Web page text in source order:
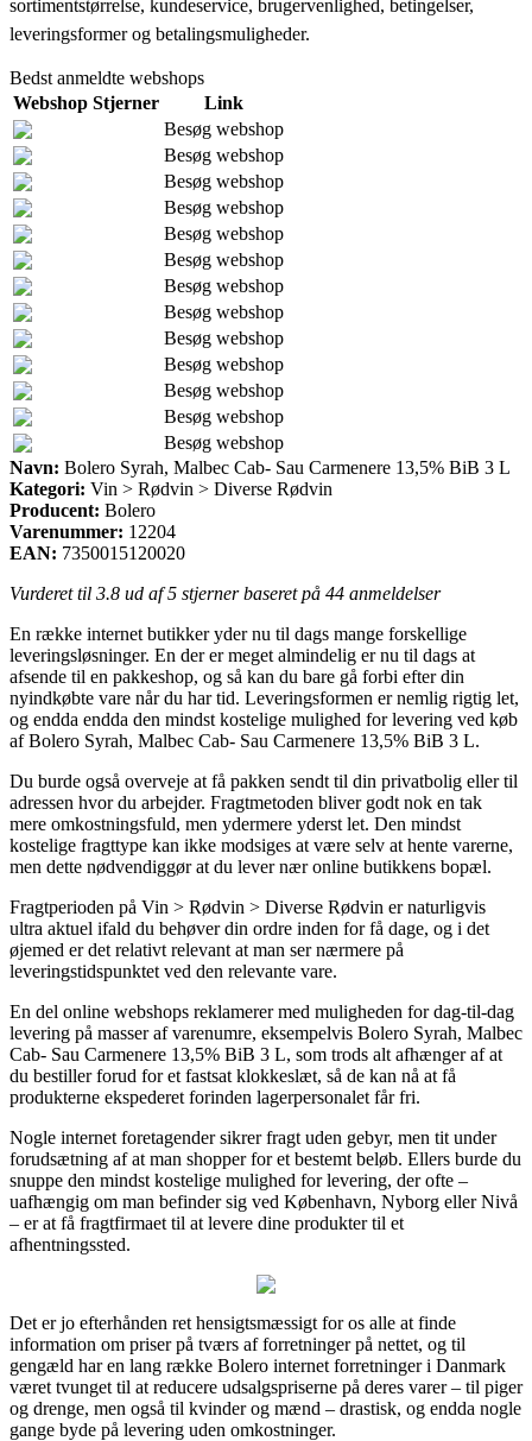
sortimentstørrelse, kundeservice, brugervenlighed, betingelser,
leveringsformer og betalingsmuligheder.
Bedst anmeldte webshops
Webshop Stjerner
Link
Besøg webshop
Besøg webshop
Besøg webshop
Besøg webshop
Besøg webshop
Besøg webshop
Besøg webshop
Besøg webshop
Besøg webshop
Besøg webshop
Besøg webshop
Besøg webshop
Besøg webshop
Navn: Bolero Syrah, Malbec Cab- Sau Carmenere 13,5% BiB 3 L
Kategori: Vin > Rødvin > Diverse Rødvin
Producent: Bolero
Varenummer: 12204
EAN: 7350015120020
Vurderet til 3.8 ud af 5 stjerner baseret på 44 anmeldelser
En række internet butikker yder nu til dags mange forskellige
leveringsløsninger. En der er meget almindelig er nu til dags at
afsende til en pakkeshop, og så kan du bare gå forbi efter din
nyindkøbte vare når du har tid. Leveringsformen er nemlig rigtig let,
og endda endda den mindst kostelige mulighed for levering ved køb
af Bolero Syrah, Malbec Cab- Sau Carmenere 13,5% BiB 3 L.
Du burde også overveje at få pakken sendt til din privatbolig eller til
adressen hvor du arbejder. Fragtmetoden bliver godt nok en tak
mere omkostningsfuld, men ydermere yderst let. Den mindst
kostelige fragttype kan ikke modsiges at være selv at hente varerne,
men dette nødvendiggør at du lever nær online butikkens bopæl.
Fragtperioden på Vin > Rødvin > Diverse Rødvin er naturligvis
ultra aktuel ifald du behøver din ordre inden for få dage, og i det
øjemed er det relativt relevant at man ser nærmere på
leveringstidspunktet ved den relevante vare.
En del online webshops reklamerer med muligheden for dag-til-dag
levering på masser af varenumre, eksempelvis Bolero Syrah, Malbec
Cab- Sau Carmenere 13,5% BiB 3 L, som trods alt afhænger af at
du bestiller forud for et fastsat klokkeslæt, så de kan nå at få
produkterne ekspederet forinden lagerpersonalet får fri.
Nogle internet foretagender sikrer fragt uden gebyr, men tit under
forudsætning af at man shopper for et bestemt beløb. Ellers burde du
snuppe den mindst kostelige mulighed for levering, der ofte –
uafhængig om man befinder sig ved København, Nyborg eller Nivå
– er at få fragtfirmaet til at levere dine produkter til et
afhentningssted.
Det er jo efterhånden ret hensigtsmæssigt for os alle at finde
information om priser på tværs af forretninger på nettet, og til
gengæld har en lang række Bolero internet forretninger i Danmark
været tvunget til at reducere udsalgspriserne på deres varer – til piger
og drenge, men også til kvinder og mænd – drastisk, og endda nogle
gange byde på levering uden omkostninger.